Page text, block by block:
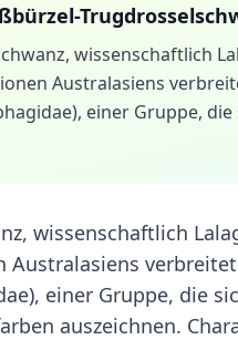
wissenschaftlich
Australasiens
einer Gruppe,
wissenschaftlich
Australasiens
einer Gruppe, die
auszeichnen.